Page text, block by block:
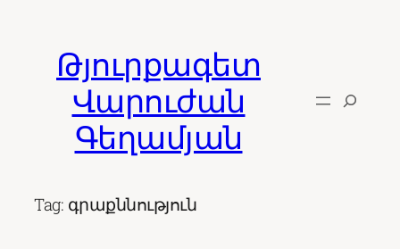
contentԹյուրքագետ
Վարուժան
Գեղամյան
Tag: գրաքննություն